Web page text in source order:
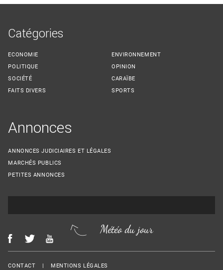
Catégories
ECONOMIE
POLITIQUE
SOCIÉTÉ
FAITS DIVERS
ENVIRONNEMENT
OPINION
CARAÏBE
SPORTS
Annonces
ANNONCES JUDICIAIRES ET LÉGALES
MARCHÉS PUBLICS
PETITES ANNONCES
Météo du jour
Menu Footer
CONTACT MENTIONS LÉGALES